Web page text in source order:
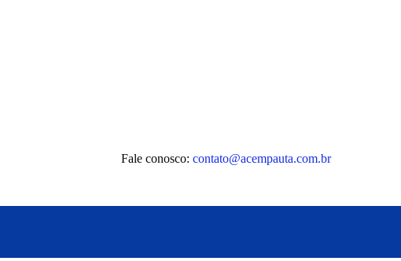
Fale conosco: contato@acempauta.com.br